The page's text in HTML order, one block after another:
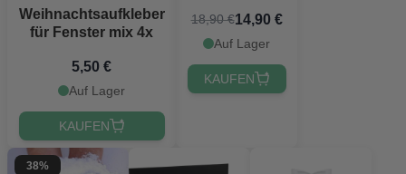
Weihnachtsaufkleber
für Fenster mix 4x
5,50 €
Auf Lager
KAUFEN
Meter
18,90 €14,90 €
Auf Lager
KAUFEN
38%